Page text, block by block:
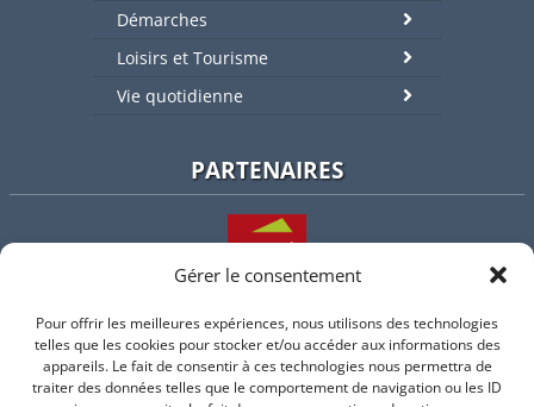
Gérer le consentement
Pour offrir les meilleures expériences, nous utilisons des technologies
telles que les cookies pour stocker et/ou accéder aux informations des
appareils. Le fait de consentir à ces technologies nous permettra de
traiter des données telles que le comportement de navigation ou les ID
Démarches
Loisirs et Tourisme
Vie quotidienne
PARTENAIRES
L'intercommunalité